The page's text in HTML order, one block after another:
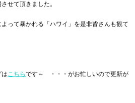
せて頂きました。
って暴かれる「ハワイ」を是非皆さんも観て
こちらです～ ・・・がお忙しいので更新が